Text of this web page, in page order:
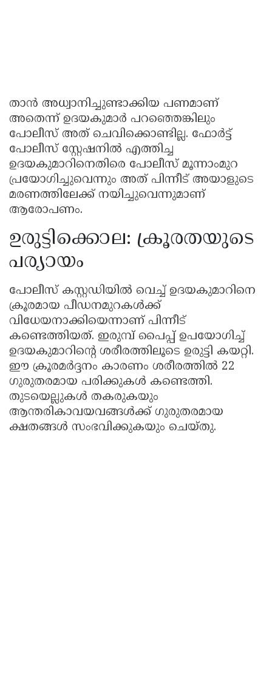
താൻ അധ്വാനിച്ചുണ്ടാക്കിയ പണമാണ്
അതെന്ന് ഉദയകുമാർ പറഞ്ഞെങ്കിലും
പോലീസ് അത് ചെവിക്കൊണ്ടില്ല. ഫോർട്ട്
പോലീസ് സ്റ്റേഷനിൽ എത്തിച്ച
ഉദയകുമാറിനെതിരെ പോലീസ് മൂന്നാംമുറ
പ്രയോഗിച്ചുവെന്നും അത് പിന്നീട് അയാളുടെ
മരണത്തിലേക്ക് നയിച്ചുവെന്നുമാണ്
ആരോപണം.
ഉരുട്ടിക്കൊല: ക്രൂരതയുടെ
പര്യായം
പോലീസ് കസ്റ്റഡിയിൽ വെച്ച് ഉദയകുമാറിനെ
ക്രൂരമായ പീഡനമുറകൾക്ക്
വിധേയനാക്കിയെന്നാണ് പിന്നീട്
കണ്ടെത്തിയത്. ഇരുമ്പ് പൈപ്പ് ഉപയോഗിച്ച്
ഉദയകുമാറിന്റെ ശരീരത്തിലൂടെ ഉരുട്ടി കയറ്റി.
ഈ ക്രൂരമർദ്ദനം കാരണം ശരീരത്തിൽ 22
ഗുരുതരമായ പരിക്കുകൾ കണ്ടെത്തി.
തുടയെല്ലുകൾ തകരുകയും
ആന്തരികാവയവങ്ങൾക്ക് ഗുരുതരമായ
ക്ഷതങ്ങൾ സംഭവിക്കുകയും ചെയ്തു.